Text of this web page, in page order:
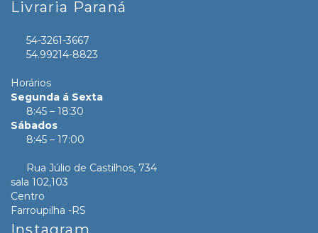
Livraria Paraná
54-3261-3667
54.99214-8823
Horários
Segunda á Sexta
8:45 – 18:30
Sábados
8:45 – 17:00
Rua Júlio de Castilhos, 734
sala 102,103
Centro
Farroupilha -RS
Instagram